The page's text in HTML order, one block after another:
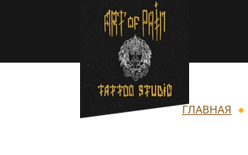
Перейти к основному содержанию
СтрокаГЛАВНАЯ